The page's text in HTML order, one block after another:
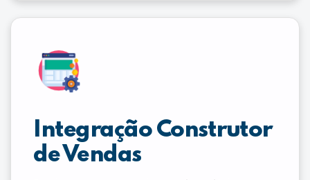
Integração Construtor
de Vendas